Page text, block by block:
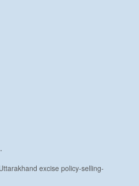
excise policy-selling-